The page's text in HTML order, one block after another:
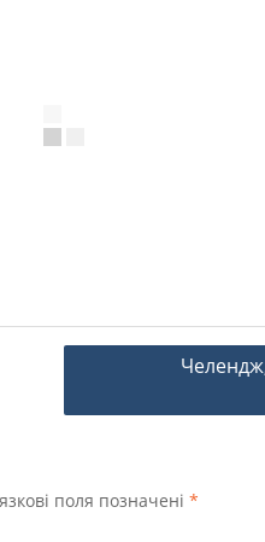
поля позначені *